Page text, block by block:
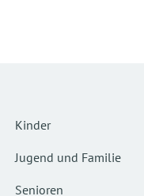
Kinder
Jugend und Familie
Senioren